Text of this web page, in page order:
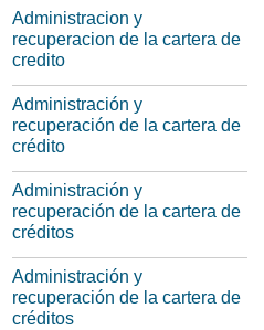
Administracion y
recuperacion de la cartera de
credito
Administración y
recuperación de la cartera de
crédito
Administración y
recuperación de la cartera de
créditos
Administración y
recuperación de la cartera de
créditos